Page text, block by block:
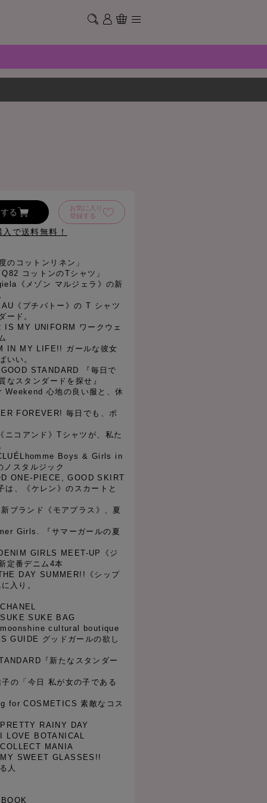
る
お気に入り
登録する
で送料無料！
のコットンリネン」
コットンのTシャツ」
《メゾン マルジェラ》の新
《プチバトー》の T シャツ
ード。
IS MY UNIFORM ワークウェ
IN MY LIFE!! ガールな彼女
いい。
STANDARD 『毎日で
なスタンダードを探せ』
心地の良い服と、休
FOREVER! 毎日でも、ボ
コアンド》Tシャツが、私た
Boys & Girls in
スタルジック
ONE-PIECE, GOOD SKIRT
、《ケレン》のスカートと
ブランド《モアプラス》、夏
Girls. 『サマーガールの夏
GIRLS MEET-UP《ジ
定番デニム4本
DAY SUMMER!!《シップ
入り。
SUKE BAG
cultural boutique
GUIDE グッドガールの欲し
『新たなスタンダー
の「今日 私が女の子である
for COSMETICS 素敵なコス
RAINY DAY
LOVE BOTANICAL
MANIA
SWEET GLASSES!!
人